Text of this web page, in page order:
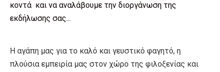
κοντά και να αναλάβουμε την διοργάνωση της
εκδήλωσης σας...
H αγάπη μας για το καλό και γευστικό φαγητό, η
πλούσια εμπειρία μας στον χώρο της φιλοξενίας και